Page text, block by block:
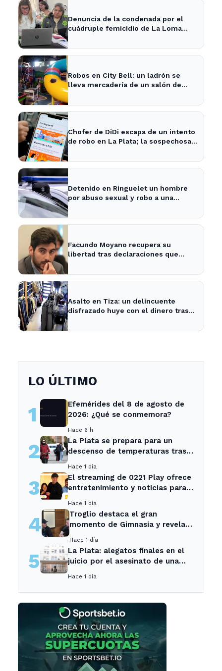
Denuncia de la condenada por el
cuádruple femicidio de La Loma
Robos en City Bell: un ladrón se
lleva mercadería de un salón de
Chofer de DiDi escapa de un intento
de robo en La Plata; la sospechosa
Detenido en Ringuelet un hombre
por abuso sexual y robo a una
Facundo Moyano recupera su
libertad tras declaraciones que
Asalto en Tiza: un delincuente
disfrazado huye con el dinero tras
LO ÚLTIMO
1
Efemérides del 8 de agosto de
2026: ¿Qué se conmemora?
Hace 6 h
2
La Plata se prepara para un
descenso de temperaturas tras
Hace 1 día
3
El streaming de 0221 Play ofrece
entretenimiento y noticias para
Ensenada.
Hace 1 día
4
Troglio destaca el gran
momento de Gimnasia y revela
Hace 1 día
5
La Plata: alegatos finales en el
juicio por el asesinato de una
Hace 1 día